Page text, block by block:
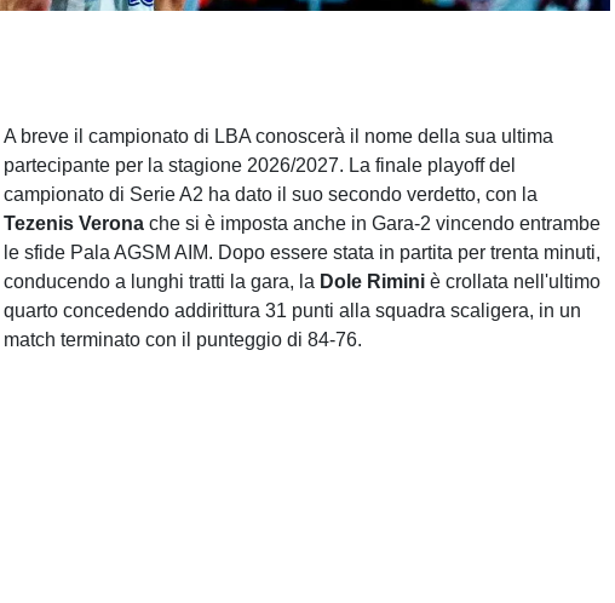
A breve il campionato di LBA conoscerà il nome della sua ultima
partecipante per la stagione 2026/2027. La finale playoff del
campionato di Serie A2 ha dato il suo secondo verdetto, con la
Tezenis Verona che si è imposta anche in Gara-2 vincendo entrambe
le sfide Pala AGSM AIM. Dopo essere stata in partita per trenta minuti,
conducendo a lunghi tratti la gara, la Dole Rimini è crollata nell'ultimo
quarto concedendo addirittura 31 punti alla squadra scaligera, in un
match terminato con il punteggio di 84-76.